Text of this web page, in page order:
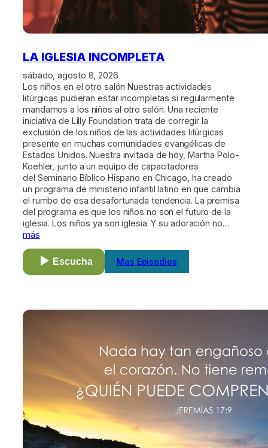
LA IGLESIA INCOMPLETA
sábado, agosto 8, 2026
Los niños en el otro salón Nuestras actividades
litúrgicas pudieran estar incompletas si regularmente
mandamos a los niños al otro salón. Una reciente
iniciativa de Lilly Foundation trata de corregir la
exclusión de los niños de las actividades litúrgicas
presente en muchas comunidades evangélicas de
Estados Unidos. Nuestra invitada de hoy, Martha Polo-
Koehler, junto a un equipo de capacitadores
del Seminario Bíblico Hispano en Chicago, ha creado
un programa de ministerio infantil latino en que cambia
el rumbo de esa desafortunada tendencia. La premisa
del programa es que los niños no son el futuro de la
iglesia. Los niños ya son iglesia. Y su adoración no…
más
Escucha Mas Episodios